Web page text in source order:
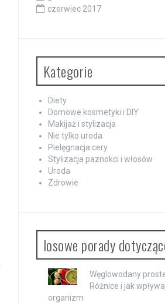
czerwiec 2017
Kategorie
Diety
Domowe kosmetyki i DIY
Makijaż i stylizacja
Nie tylko uroda
Pielęgnacja cery
Stylizacja paznokci i włosów
Uroda
Zdrowie
losowe porady
Węglowodany
Różnice i jak
organizm